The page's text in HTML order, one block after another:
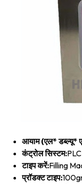
आयाम (एल* डब्ल्यू*
कंट्रोल सिस्टम:
टाइप करें:Filling
प्रॉडक्ट टाइप: